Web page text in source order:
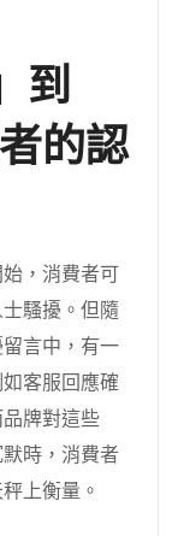
到
的認
，消費者可
騷擾。但隨
言中，有一
客服回應確
牌對這些
時，消費者
上衡量。